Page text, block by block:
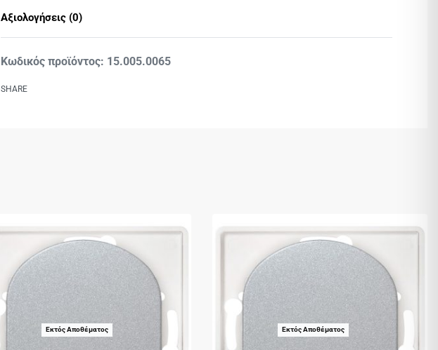
Αξιολογήσεις (0)
15.005.0065
SHARE
Εκτός Αποθέματος Εκτός Αποθέματος